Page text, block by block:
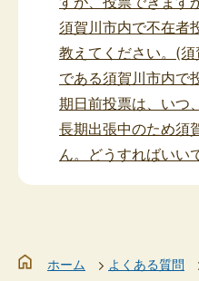
須賀川市内で不在者
教えてください。(
である須賀川市内で
期日前投票は、いつ
長期出張中のため須
ん。どうすればいい
ホーム よくある質問